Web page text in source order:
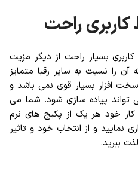
راحت
بسیار راحت از دیگر مزیت
آن را نسبت به سایر رقبا متمایز
سخت افزار بسیار قوی نمی باشد و
پیاده سازی شود. شما می
کار خود هر یک از پکیج های نرم
نمایید و از انتخاب خود و تاثیر
ببرید.